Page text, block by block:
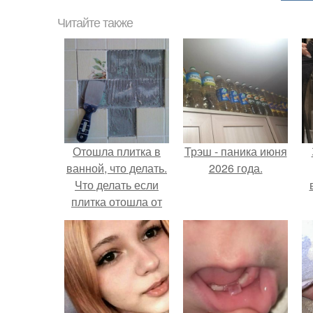
Читайте также
Отошла плитка в
ванной, что делать.
Что делать если
плитка отошла от
стены: основные
причины и вариант
решения проблемы
Трэш - паника июня
2026 года.